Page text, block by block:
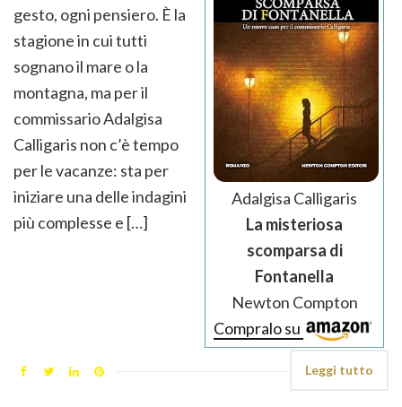
Adalgisa Calligaris
La misteriosa
scomparsa di
Fontanella
Newton Compton
Compralo su
gesto, ogni pensiero. È la
stagione in cui tutti
sognano il mare o la
montagna, ma per il
commissario Adalgisa
Calligaris non c’è tempo
per le vacanze: sta per
iniziare una delle indagini
più complesse e […]
Leggi tutto